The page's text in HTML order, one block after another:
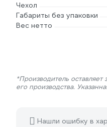
Чехол
Габариты без упаковки
Вес нетто
*Производитель
его производства.
Нашли ошибку в